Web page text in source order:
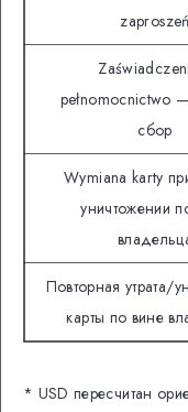
zaproszeń
pełnomocnictwo
сбор
Wymiana karty
уничтожении
Повторная утрата/
карты по вине
* USD пересчитан